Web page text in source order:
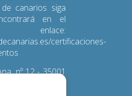
canarios siga
en el
enlace:
certificaciones-
nº 12 - 35001